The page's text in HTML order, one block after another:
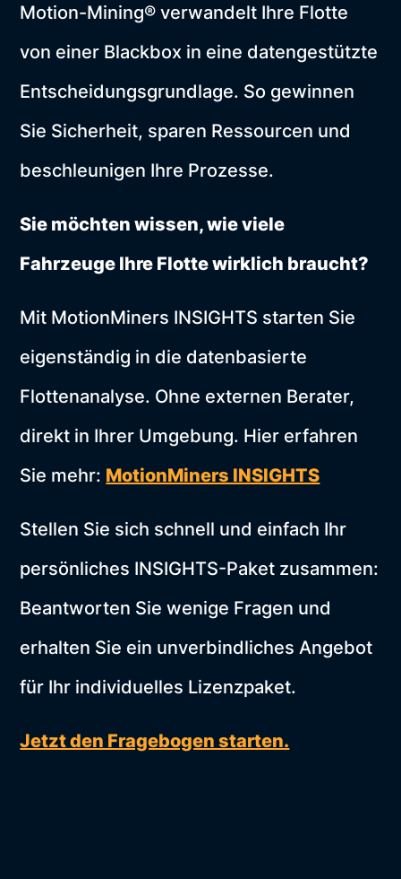
Motion-Mining® verwandelt Ihre Flotte
von einer Blackbox in eine datengestützte
Entscheidungsgrundlage. So gewinnen
Sie Sicherheit, sparen Ressourcen und
beschleunigen Ihre Prozesse.
Sie möchten wissen, wie viele
Fahrzeuge Ihre Flotte wirklich braucht?
Mit MotionMiners INSIGHTS starten Sie
eigenständig in die datenbasierte
Flottenanalyse. Ohne externen Berater,
direkt in Ihrer Umgebung. Hier erfahren
Sie mehr: MotionMiners INSIGHTS
Stellen Sie sich schnell und einfach Ihr
persönliches INSIGHTS-Paket zusammen:
Beantworten Sie wenige Fragen und
erhalten Sie ein unverbindliches Angebot
für Ihr individuelles Lizenzpaket.
Jetzt den Fragebogen starten.